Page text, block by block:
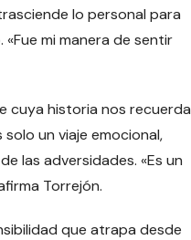
lo personal para
mi manera de sentir
cuya historia nos recuerda
un viaje emocional,
las adversidades. «Es un
Torrejón.
que atrapa desde